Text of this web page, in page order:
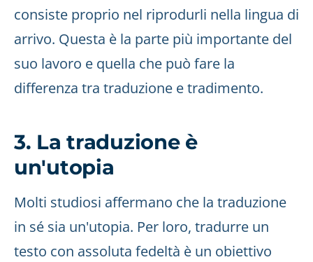
consiste proprio nel riprodurli nella lingua di
arrivo. Questa è la parte più importante del
suo lavoro e quella che può fare la
differenza tra traduzione e tradimento.
3. La traduzione è
un'utopia
Molti studiosi affermano che la traduzione
in sé sia un'utopia. Per loro, tradurre un
testo con assoluta fedeltà è un obiettivo